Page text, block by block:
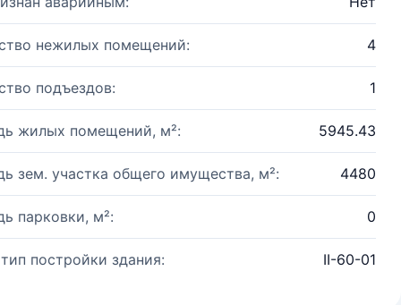
нежилых помещений: 4
подъездов: 1
жилых помещений, м²: 5945.43
зем. участка общего имущества, м²: 4480
парковки, м²: 0
постройки здания: II-60-01